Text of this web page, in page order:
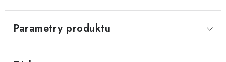
Parametry produktu